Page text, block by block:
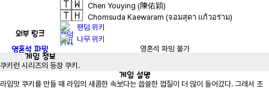
🇹🇼 Chen Youying (陳佑穎)
🇹🇭 Chomsuda Kaewaram (จอมสุดา แก้วอร่าม)
외부 링크
팬덤 위키
나무 위키
영혼석 파밍 영혼석 파밍 불가
게임 정보
쿠키런 시리즈의 등장 쿠키.
게임 설명
라임맛 쿠키를 만들 때 라임의 새콤한 속보다는 씁쓸한 껍질이 더 많이 들어갔다. 그래서 조